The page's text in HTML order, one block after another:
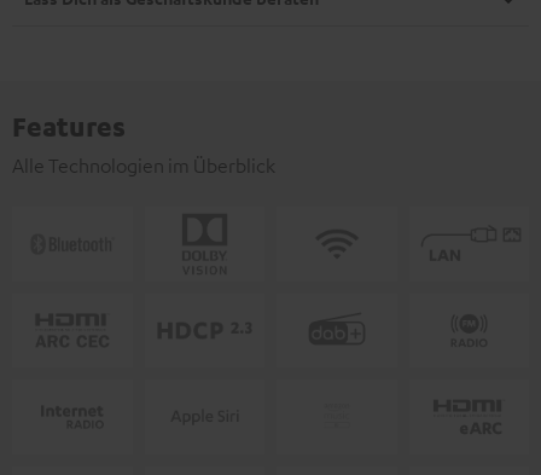
Features
Alle Technologien im Überblick